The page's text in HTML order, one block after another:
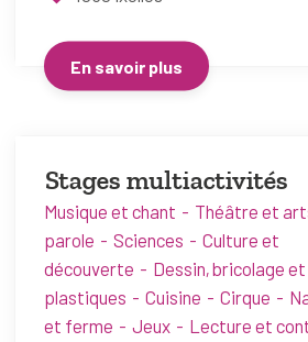
En savoir plus
Stages multiactivités
Musique et chant
Théâtre et
parole
Sciences
Culture et
découverte
Dessin, bricolage
plastiques
Cuisine Cirque
et ferme
Jeux
Lecture et